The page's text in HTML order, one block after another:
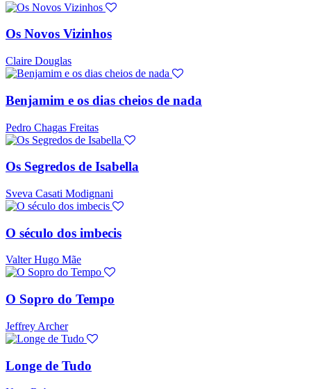
Os Novos Vizinhos
Claire Douglas
Benjamim e os dias cheios de nada
Pedro Chagas Freitas
Os Segredos de Isabella
Sveva Casati Modignani
O século dos imbecis
Valter Hugo Mãe
O Sopro do Tempo
Jeffrey Archer
Longe de Tudo